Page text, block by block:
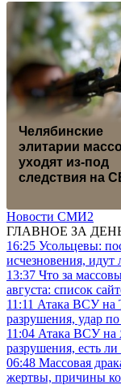
Челябинские
элитарии
уходят из-под
следствия на
Новости СМИ2
ГЛАВНОЕ ЗА
16:25 Усольцевы:
исчезновения, идут
13:37 Что за
августа: список
11:11 Атака ВСУ на
разрушения, удар
11:04 Атака ВСУ на
разрушения, есть
06:48 Массовая
жертвы, причины